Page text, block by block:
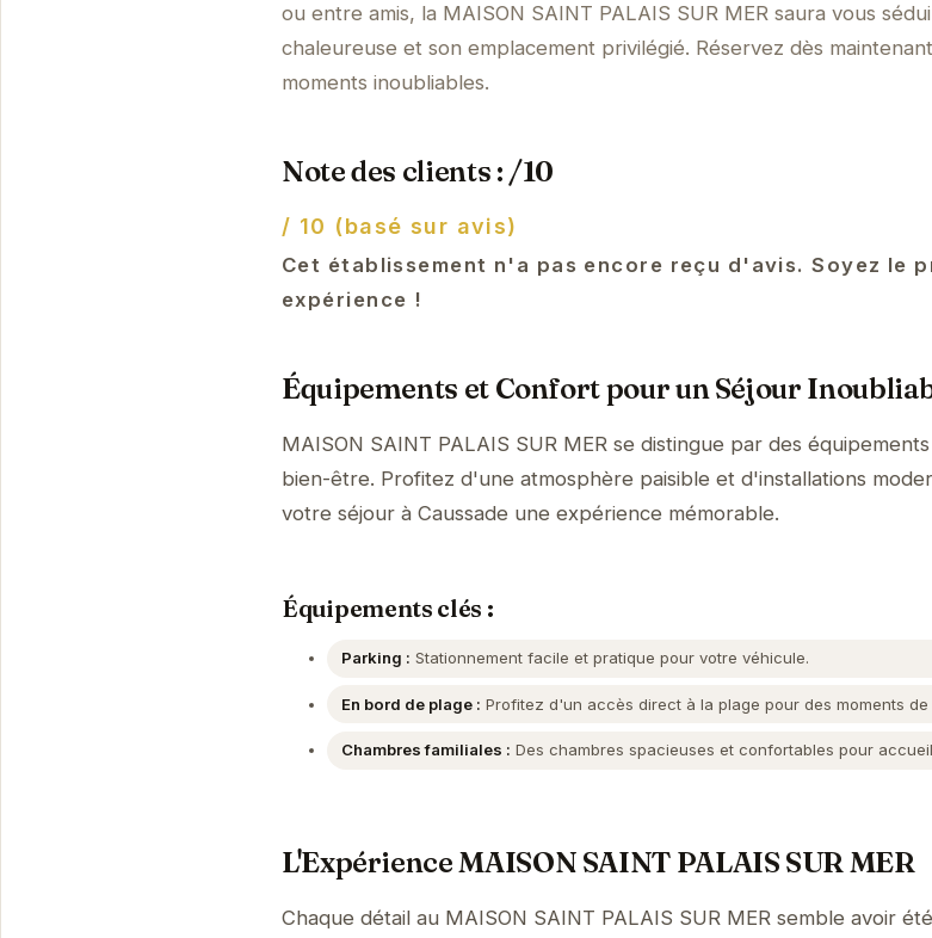
ou entre amis, la MAISON SAINT PALAIS SUR MER saura vous
chaleureuse et son emplacement privilégié. Réservez dès
moments inoubliables.
Note des clients : /10
/ 10 (basé sur avis)
Cet établissement n'a pas encore reçu d'avis. Soyez le
expérience !
Équipements et Confort pour un Séjour
MAISON SAINT PALAIS SUR MER se distingue par des
bien-être. Profitez d'une atmosphère paisible et d'installations
votre séjour à Caussade une expérience mémorable.
Équipements clés :
Parking : Stationnement facile et pratique pour votre véhicule.
En bord de plage : Profitez d'un accès direct à la plage pour des moments
Chambres familiales : Des chambres spacieuses et confortables pour
L'Expérience MAISON SAINT PALAIS SUR MER
Chaque détail au MAISON SAINT PALAIS SUR MER semble avoir